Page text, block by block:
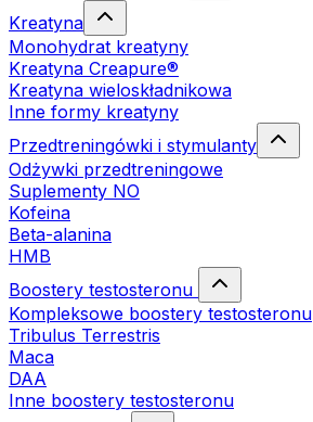
Kreatyna
Monohydrat kreatyny
Kreatyna Creapure®
Kreatyna wieloskładnikowa
Inne formy kreatyny
Przedtreningówki i stymulanty
Odżywki przedtreningowe
Suplementy NO
Kofeina
Beta-alanina
HMB
Boostery testosteronu
Kompleksowe boostery testosteronu
Tribulus Terrestris
Maca
DAA
Inne boostery testosteronu